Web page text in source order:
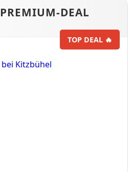
TOP DEAL 🔥
PREMIUM-DEAL